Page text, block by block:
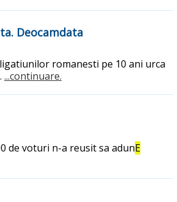
Deocamdata
romanesti pe 10 ani urca
...continuare.
de voturi n-a reusit sa adunE